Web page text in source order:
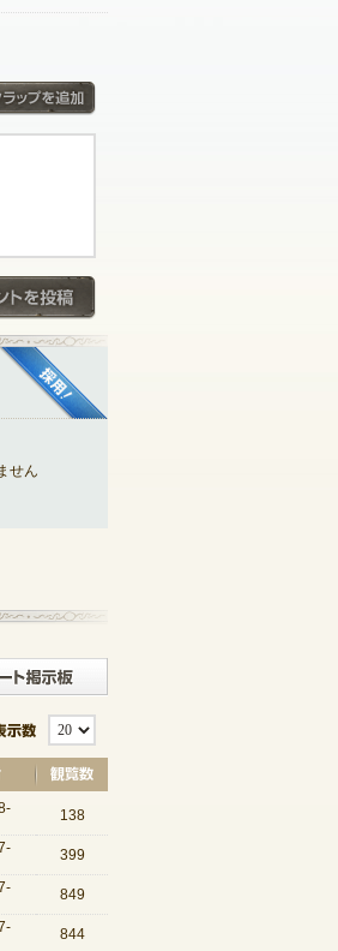
せん
掲示板
記事表示数
138
399
849
844